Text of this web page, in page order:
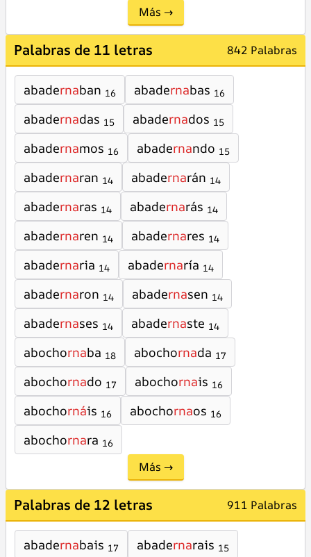
Más →
Palabras de 11 letras 842 Palabras
abadernaban 16 abadernabas 16
abadernadas 15 abadernados 15
abadernamos 16 abadernando 15
abadernaran 14 abadernarán 14
abadernaras 14 abadernarás 14
abadernaren 14 abadernares 14
abadernaria 14 abadernaría 14
abadernaron 14 abadernasen 14
abadernases 14 abadernaste 14
abochornaba 18 abochornada 17
abochornado 17 abochornais 16
abochornáis 16 abochornaos 16
abochornara 16
Más →
Palabras de 12 letras 911 Palabras
abadernabais 17 abadernarais 15